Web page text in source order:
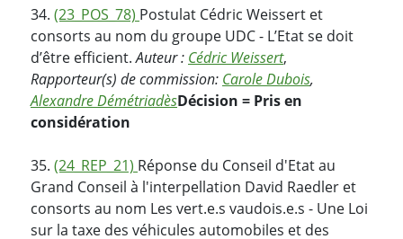
34. (23_POS_78) Postulat Cédric Weissert et
consorts au nom du groupe UDC - L’Etat se doit
d’être efficient.Auteur : Cédric Weissert,
Rapporteur(s) de commission: Carole Dubois,
Alexandre DémétriadèsDécision = Pris en
considération
35. (24_REP_21) Réponse du Conseil d'Etat au
Grand Conseil à l'interpellation David Raedler et
consorts au nom Les vert.e.s vaudois.e.s - Une Loi
sur la taxe des véhicules automobiles et des